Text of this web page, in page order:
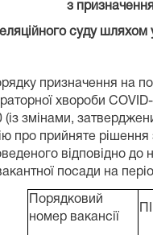
з
суду шляхом
призначення на
хвороби
(із змінами,
про прийняте
відповідно
посади на
Порядковий
номер вакансії